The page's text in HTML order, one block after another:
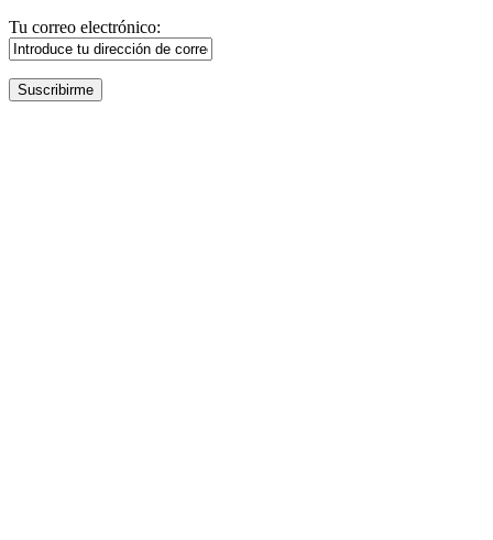
Tu correo electrónico: